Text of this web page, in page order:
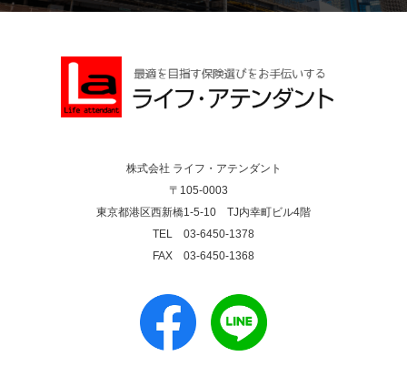
株式会社 ライフ・アテンダント
〒105-0003
東京都港区西新橋1-5-10 TJ内幸町ビル4階
TEL 03-6450-1378
FAX 03-6450-1368